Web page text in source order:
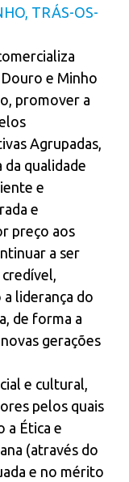
TRÁS-OS-
e Minho
promover a
Agrupadas,
qualidade
e
e
preço aos
a ser
a liderança do
de forma a
gerações
e cultural,
pelos quais
a Ética e
(através do
e no mérito